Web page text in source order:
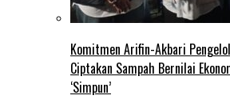
Komitmen Arifin-Akbari
Ciptakan Sampah Bernilai
‘Simpun’